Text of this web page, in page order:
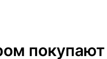
покупают